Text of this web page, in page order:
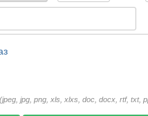
jpg, png, xls, xlxs, doc, docx, rtf, txt,